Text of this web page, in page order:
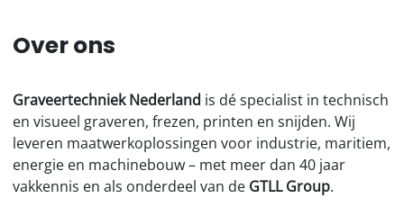
Over ons
Graveertechniek Nederland is dé specialist in technisch
en visueel graveren, frezen, printen en snijden. Wij
leveren maatwerkoplossingen voor industrie, maritiem,
energie en machinebouw – met meer dan 40 jaar
vakkennis en als onderdeel van de GTLL Group.